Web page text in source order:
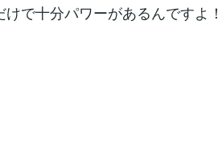
けで十分パワーがあるんですよ！